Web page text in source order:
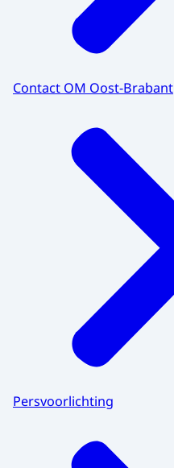
Contact OM Oost-Brabant
Persvoorlichting